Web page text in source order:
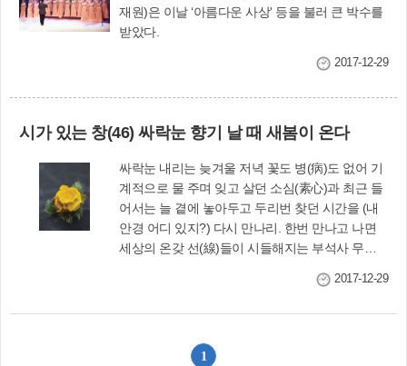
재원)은 이날 ‘아름다운 사상' 등을 불러 큰 박수를
받았다.
2017-12-29
시가 있는 창(46) 싸락눈 향기 날 때 새봄이 온다
싸락눈 내리는 늦겨울 저녁 꽃도 병(病)도 없어 기
계적으로 물 주며 잊고 살던 소심(素心)과 최근 들
어서는 늘 곁에 놓아두고 두리번 찾던 시간을 (내
안경 어디 있지?) 다시 만나리. 한번 만나고 나면
세상의 온갖 선(線)들이 시들해지는 부석사 무량
와 수인사하고 서로 팔로 받치고 서 있으리. 싸락
2017-12-29
1